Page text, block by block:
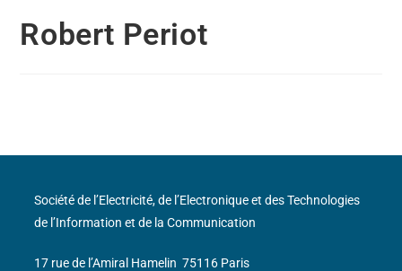
Robert Periot
Société de l’Electricité, de l’Electronique et des Technologies
de l’Information et de la Communication
17 rue de l’Amiral Hamelin 75116 Paris